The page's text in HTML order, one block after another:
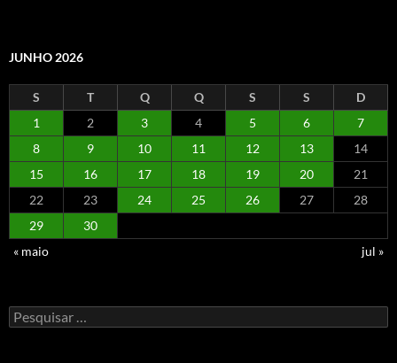
JUNHO 2026
S T Q Q S S
D
1
2 3 4 5 6
7
8
9 10 11 12 13
14
15
16 17 18 19 20
21
22
23 24 25 26 27
28
29
30
« maio
jul »
Pesquisar
por: